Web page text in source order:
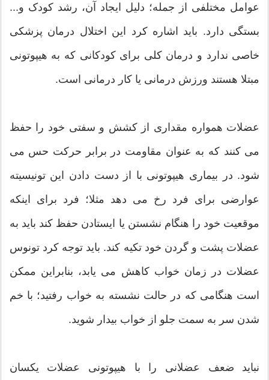
عوامل مختلفی از جمله؛ دلیل ایجاد آن، رشد کودک و...
بستگی دارد. باید اشاره کرد این اختلال درمان پزشکی
خاصی ندارد و درمان کلی برای کودکانی که به هیپوتونی
مبتلا هستند ورزش درمانی یا کار درمانی است.
عضلات همواره مقداری از کشش و سفتی خود را حفظ
می کنند که به عنوان مقاومت در برابر حرکت حس می
شود. در بیماری هیپوتونی با از دست دادن این تونیسیته
عوارضی برای فرد رخ می دهد مثلا؛ فرد برای اینکه
موقعیت خود را هنگام نشستن یا ایستادن حفظ کند باید به
عضلات پشت و گردن خود تکیه کند. باید توجه کرد تونوس
عضلات در زمان خواب کاهش می یابد، بنابراین ممکن
است هنگامی که در حالت نشسته به خواب رفتید؛ با خم
شدن سر به سمت جلو از خواب بیدار شوید.
نباید ضعف عضلانی را با هیپوتونی عضلات یکسان